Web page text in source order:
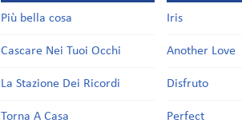
Più bella cosa
Cascare Nei Tuoi Occhi
La Stazione Dei Ricordi
Torna A Casa
Iris
Another Love
Disfruto
Perfect